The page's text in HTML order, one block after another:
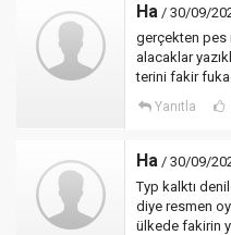
Ha / 30/09/
gerçekten pes
alacaklar
terini fakir
Yanıtla
Ha / 30/09/
Typ kalktı
diye resmen
ülkede fakirin